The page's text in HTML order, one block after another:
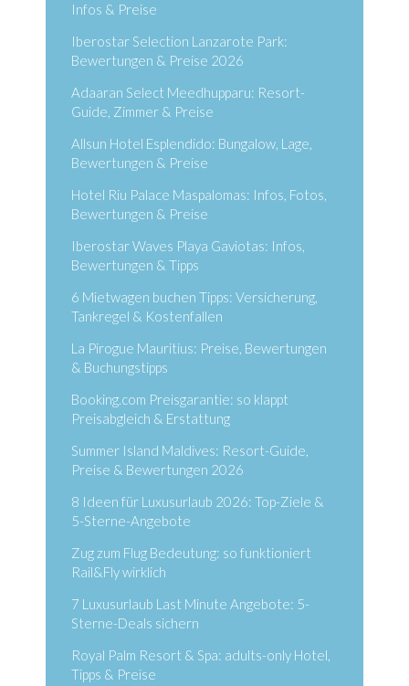
Infos & Preise
Iberostar Selection Lanzarote Park:
Bewertungen & Preise 2026
Adaaran Select Meedhupparu: Resort-
Guide, Zimmer & Preise
Allsun Hotel Esplendido: Bungalow, Lage,
Bewertungen & Preise
Hotel Riu Palace Maspalomas: Infos, Fotos,
Bewertungen & Preise
Iberostar Waves Playa Gaviotas: Infos,
Bewertungen & Tipps
6 Mietwagen buchen Tipps: Versicherung,
Tankregel & Kostenfallen
La Pirogue Mauritius: Preise, Bewertungen
& Buchungstipps
Booking.com Preisgarantie: so klappt
Preisabgleich & Erstattung
Summer Island Maldives: Resort-Guide,
Preise & Bewertungen 2026
8 Ideen für Luxusurlaub 2026: Top-Ziele &
5-Sterne-Angebote
Zug zum Flug Bedeutung: so funktioniert
Rail&Fly wirklich
7 Luxusurlaub Last Minute Angebote: 5-
Sterne-Deals sichern
Royal Palm Resort & Spa: adults-only Hotel,
Tipps & Preise